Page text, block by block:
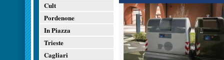
Cult
Pordenone
In Piazza
Trieste
Cagliari